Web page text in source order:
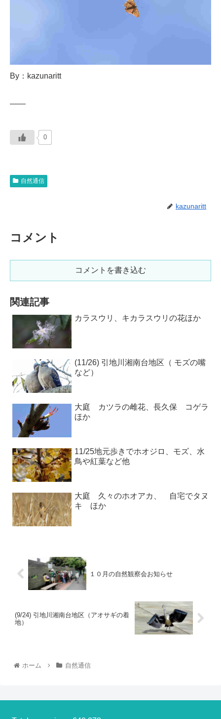
By：kazunaritt
——
0
自然通信
kazunaritt
コメント
コメントを書き込む
関連記事
カラスウリ、キカラスウリの花ほか
(11/26) 引地川湘南台地区（ モズの嘴
など）
大庭 カツラの雌花、長久保 コゲラ
ほか
11/25地元歩きでホオジロ、モズ、水
鳥や紅葉など他
大庭 久々のホオアカ、 自宅でタヌ
キ ほか
１０月の自然観察会お知らせ
(9/24) 引地川湘南台地区（アオサギの着
地）
ホーム 自然通信